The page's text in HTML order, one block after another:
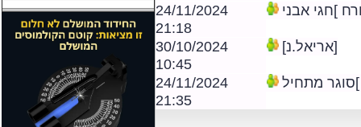
10:25
24/11/2024
21:18
30/10/2024
10:45
24/11/2024